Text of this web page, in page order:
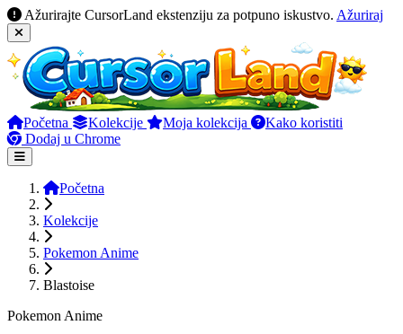
Ažurirajte CursorLand ekstenziju za potpuno iskustvo. Ažuriraj
Početna Kolekcije Moja kolekcija
Kako koristiti
Dodaj u Chrome
Početna
Kolekcije
Pokemon Anime
Blastoise
Pokemon Anime